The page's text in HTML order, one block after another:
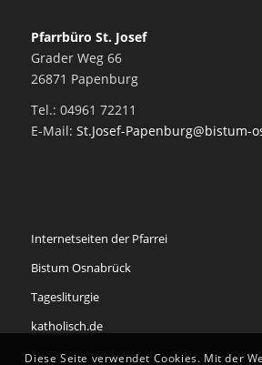
Pfarrbüro St. Josef
Grader Weg 66
26871 Papenburg
Tel.: 04961 72211
E-Mail: St.Josef-Papenburg@bistum-
Internetseiten der Pfarrei
Bistum Osnabrück
Tagesliturgie
katholisch.de
Diese Seite verwendet Cookies. Mit der